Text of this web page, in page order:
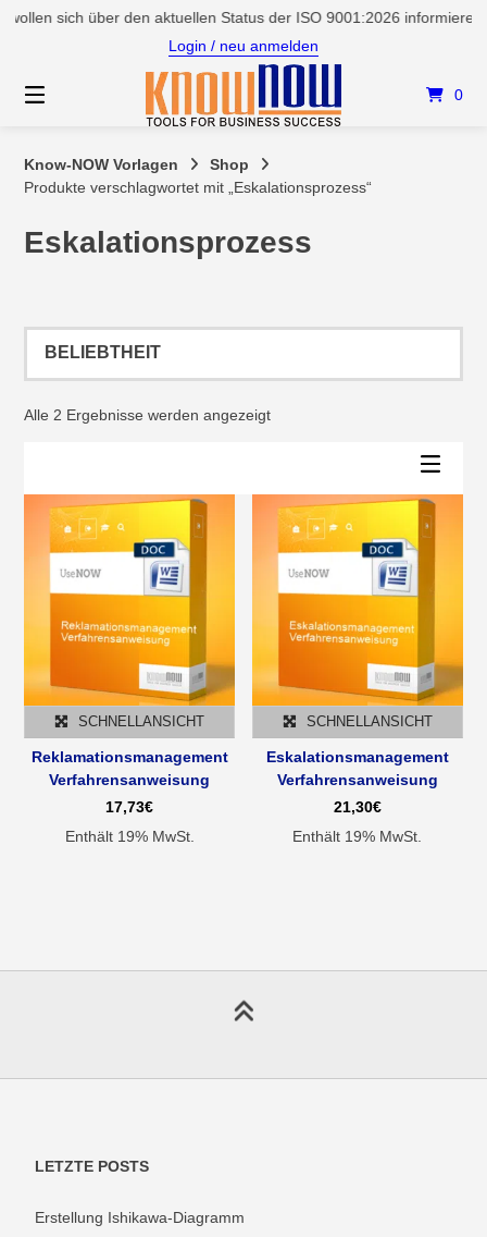
Springensich über den aktuellen Status der ISO 9001:2026
Login / neu anmelden
0
Know-NOW Vorlagen
Shop
Produkte verschlagwortet mit „Eskalationsprozess“
Eskalationsprozess
Alle 2 Ergebnisse werden angezeigtNach
SCHNELLANSICHT
Reklamationsmanagement
Verfahrensanweisung
17,73€
Enthält 19% MwSt.
SCHNELLANSICHT
Eskalationsmanagement
Verfahrensanweisung
21,30€
Enthält 19% MwSt.
LETZTE POSTS
Erstellung Ishikawa-Diagramm